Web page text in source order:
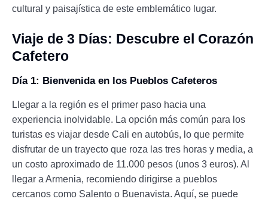
cultural y paisajística de este emblemático lugar.
Viaje de 3 Días: Descubre el Corazón
Cafetero
Día 1: Bienvenida en los Pueblos Cafeteros
Llegar a la región es el primer paso hacia una
experiencia inolvidable. La opción más común para los
turistas es viajar desde Cali en autobús, lo que permite
disfrutar de un trayecto que roza las tres horas y media, a
un costo aproximado de 11.000 pesos (unos 3 euros). Al
llegar a Armenia, recomiendo dirigirse a pueblos
cercanos como Salento o Buenavista. Aquí, se puede